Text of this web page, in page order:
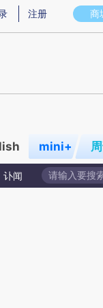
意图存在偏差。不代表
商
注册
mini+
讣闻